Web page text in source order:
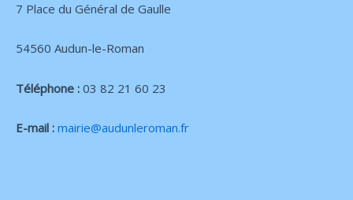
7 Place du Général de Gaulle
54560 Audun-le-Roman
Téléphone : 03 82 21 60 23
E-mail : mairie@audunleroman.fr